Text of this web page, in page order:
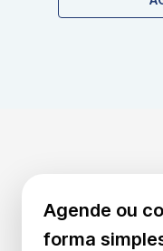
Agende ou
forma